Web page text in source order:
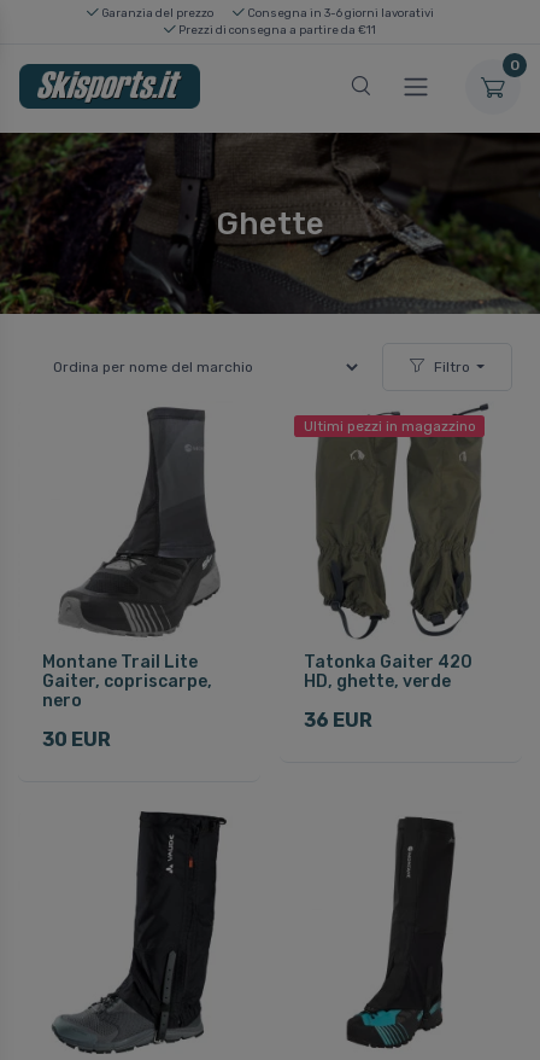
Garanzia del prezzo
Consegna in 3-6 giorni lavorativi
Prezzi di consegna a partire da €11
0
Ghette
Filtro
Montane Trail Lite
Gaiter, copriscarpe,
nero
30 EUR
Ultimi pezzi in magazzino
Tatonka Gaiter 420
HD, ghette, verde
36 EUR